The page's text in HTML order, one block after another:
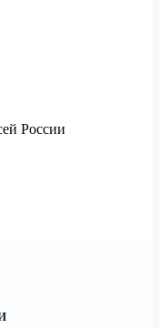
России